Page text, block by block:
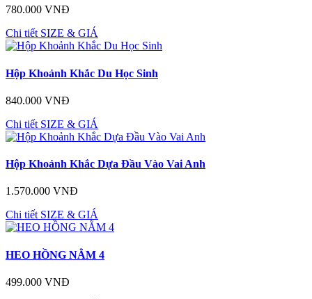
780.000 VNĐ
Chi tiết SIZE & GIÁ
Hộp Khoảnh Khắc Du Học Sinh
840.000 VNĐ
Chi tiết SIZE & GIÁ
Hộp Khoảnh Khắc Dựa Đầu Vào Vai Anh
1.570.000 VNĐ
Chi tiết SIZE & GIÁ
HEO HỒNG NẰM 4
499.000 VNĐ